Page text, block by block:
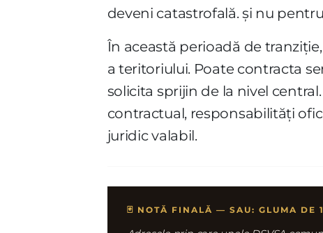
deveni catastrofală. și nu
În această perioadă de
a teritoriului. Poate contracta
solicita sprijin de la nivel
contractual, responsabilități
juridic valabil.
🃏 NOTĂ FINALĂ — SAU: GLUMA